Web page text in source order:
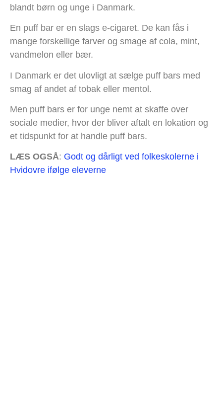
blandt børn og unge i Danmark.
En puff bar er en slags e-cigaret. De kan fås i
mange forskellige farver og smage af cola, mint,
vandmelon eller bær.
I Danmark er det ulovligt at sælge puff bars med
smag af andet af tobak eller mentol.
Men puff bars er for unge nemt at skaffe over
sociale medier, hvor der bliver aftalt en lokation og
et tidspunkt for at handle puff bars.
LÆS OGSÅ: Godt og dårligt ved folkeskolerne i
Hvidovre ifølge eleverne